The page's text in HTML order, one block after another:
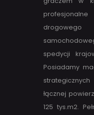
spedycji
Posiadamy
łącznej
125 tys.m2.